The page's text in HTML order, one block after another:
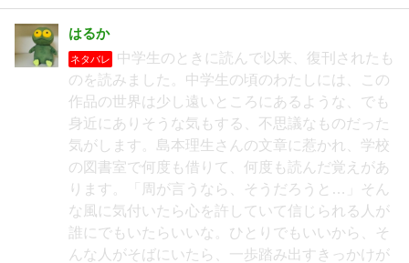
はるか
ネタバレ
中学生のときに読んで以来、復刊されたも
のを読みました。中学生の頃のわたしには、この
作品の世界は少し遠いところにあるような、でも
身近にありそうな気もする、不思議なものだった
気がします。島本理生さんの文章に惹かれ、学校
の図書室で何度も借りて、何度も読んだ覚えがあ
ります。「周が言うなら、そうだろうと…」そん
な風に気付いたら心を許していて信じられる人が
誰にでもいたらいいな。ひとりでもいいから、そ
んな人がそばにいたら、一歩踏み出すきっかけが